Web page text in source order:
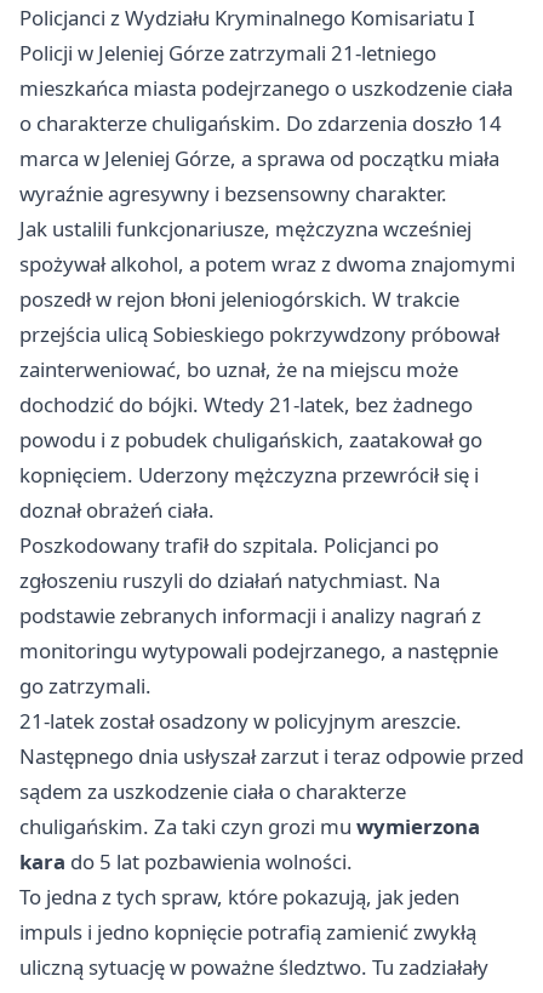
Policjanci z Wydziału Kryminalnego Komisariatu I
Policji w Jeleniej Górze zatrzymali 21-letniego
mieszkańca miasta podejrzanego o uszkodzenie ciała
o charakterze chuligańskim. Do zdarzenia doszło 14
marca w Jeleniej Górze, a sprawa od początku miała
wyraźnie agresywny i bezsensowny charakter.
Jak ustalili funkcjonariusze, mężczyzna wcześniej
spożywał alkohol, a potem wraz z dwoma znajomymi
poszedł w rejon błoni jeleniogórskich. W trakcie
przejścia ulicą Sobieskiego pokrzywdzony próbował
zainterweniować, bo uznał, że na miejscu może
dochodzić do bójki. Wtedy 21-latek, bez żadnego
powodu i z pobudek chuligańskich, zaatakował go
kopnięciem. Uderzony mężczyzna przewrócił się i
doznał obrażeń ciała.
Poszkodowany trafił do szpitala. Policjanci po
zgłoszeniu ruszyli do działań natychmiast. Na
podstawie zebranych informacji i analizy nagrań z
monitoringu wytypowali podejrzanego, a następnie
go zatrzymali.
21-latek został osadzony w policyjnym areszcie.
Następnego dnia usłyszał zarzut i teraz odpowie przed
sądem za uszkodzenie ciała o charakterze
chuligańskim. Za taki czyn grozi mu wymierzona
kara do 5 lat pozbawienia wolności.
To jedna z tych spraw, które pokazują, jak jeden
impuls i jedno kopnięcie potrafią zamienić zwykłą
uliczną sytuację w poważne śledztwo. Tu zadziałały